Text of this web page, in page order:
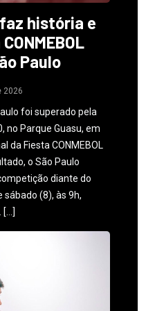
história e
Paulo
2026
foi superado pela
no Parque Guasu, em
da Fiesta CONMEBOL
o São Paulo
diante do
sábado (8), às 9h,
[…]